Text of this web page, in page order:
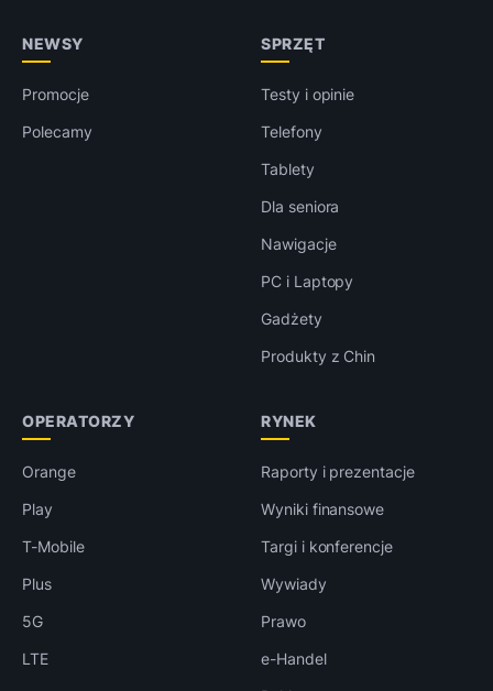
NEWSY
Promocje
Polecamy
SPRZĘT
Testy i opinie
Telefony
Tablety
Dla seniora
Nawigacje
PC i Laptopy
Gadżety
Produkty z Chin
OPERATORZY
Orange
Play
T-Mobile
Plus
5G
LTE
RYNEK
Raporty i prezentacje
Wyniki finansowe
Targi i konferencje
Wywiady
Prawo
e-Handel